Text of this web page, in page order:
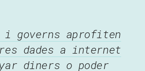
i governs aprofiten
dades a internet
diners o poder